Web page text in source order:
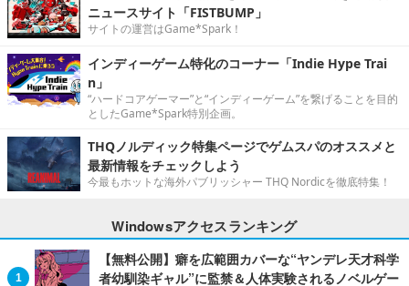
ニュースサイト「FISTBUMP」
サイトの運営はGame*Spark！
インディーゲーム特化のコーナー「Indie Hype Trai
n」
“ハードコアゲーマー”と“インディーゲーム”を繋げることを目的
としたGame*Spark特別企画。
THQノルディック特集ページでゲムスパのオススメと
最新情報をチェックしよう
今最もホットな海外パブリッシャー THQ Nordicを徹底特集！
Windowsアクセスランキング
【無料公開】癖を広範囲カバーな“ヤンデレ天才科学
者幼馴染ギャル”に監禁＆人体実験されるノベルゲー